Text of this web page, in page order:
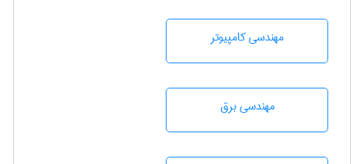
مهندسی كامپيوتر
مهندسی برق